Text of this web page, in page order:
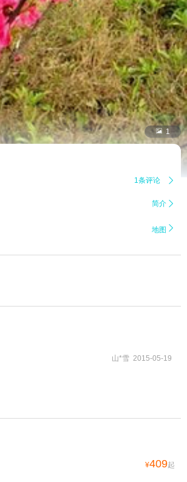
 1
1条评论 
简介 
地图 
山*雪 2015-05-19
¥409起